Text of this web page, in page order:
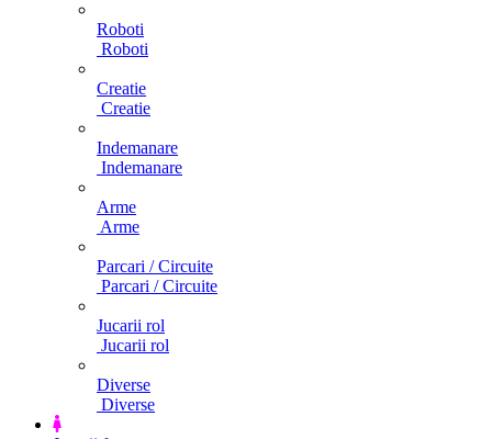
Roboti
Roboti
Creatie
Creatie
Indemanare
Indemanare
Arme
Arme
Parcari / Circuite
Parcari / Circuite
Jucarii rol
Jucarii rol
Diverse
Diverse